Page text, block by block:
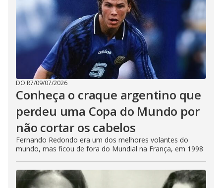
DO R7/09/07/2026
Conheça o craque argentino que
perdeu uma Copa do Mundo por
não cortar os cabelos
Fernando Redondo era um dos melhores volantes do
mundo, mas ficou de fora do Mundial na França, em 1998